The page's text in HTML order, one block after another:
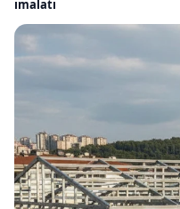
ımalatı